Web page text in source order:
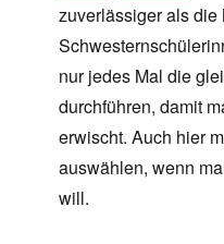
zuverlässiger als
nur jedes Mal die
durchführen, damit
erwischt. Auch hier
auswählen, wenn
will.